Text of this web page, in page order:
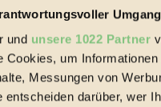
und unsere 1022 Partner
Cookies, um
Messungen von
entscheiden darüber, wer
im
fühlen sich in Mitteleuropa
die nach Entleerung